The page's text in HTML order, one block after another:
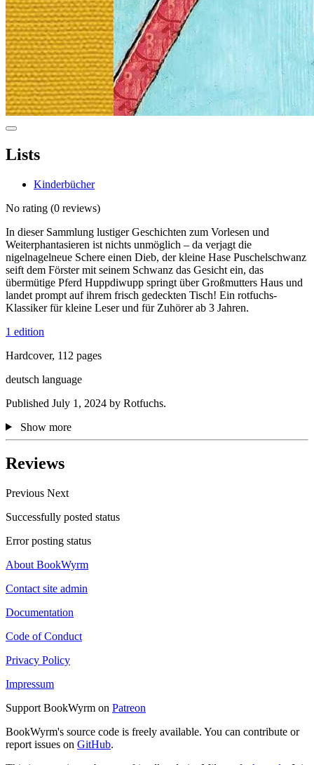
Lists
Kinderbücher
No rating (0 reviews)
In dieser Sammlung lustiger Geschichten zum Vorlesen und
Weiterphantasieren ist nichts unmöglich – da verjagt die
nigelnagelneue Schere einen Dieb, der kleine Hase Puschelschwanz
seift dem Förster mit seinem Schwanz das Gesicht ein, das
übermütige Pferd Huppdiwupp springt über Großmutters Haus und
landet prompt auf ihrem frisch gedeckten Tisch! Ein rotfuchs-
Klassiker für kleine Leser und für Zuhörer ab 3 Jahren.
1 edition
Hardcover, 112 pages
deutsch language
Published July 1, 2024 by Rotfuchs.
Show more
Reviews
Previous Next
Successfully posted status
Error posting status
About BookWyrm
Contact site admin
Documentation
Code of Conduct
Privacy Policy
Impressum
Support BookWyrm on Patreon
BookWyrm's source code is freely available. You can contribute or
report issues on GitHub.